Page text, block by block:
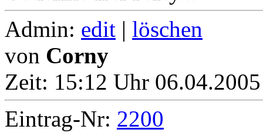
Admin: edit | löschen
von Corny
Zeit: 15:12 Uhr
Eintrag-Nr: 2200